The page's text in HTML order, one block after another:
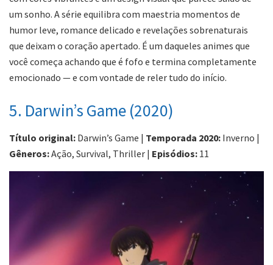
um sonho. A série equilibra com maestria momentos de
humor leve, romance delicado e revelações sobrenaturais
que deixam o coração apertado. É um daqueles animes que
você começa achando que é fofo e termina completamente
emocionado — e com vontade de reler tudo do início.
5. Darwin’s Game (2020)
Título original: Darwin’s Game | Temporada 2020: Inverno |
Gêneros:Ação, Survival, Thriller | Episódios: 11